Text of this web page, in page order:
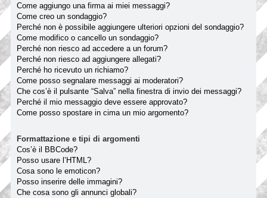
Come aggiungo una firma ai miei messaggi?
Come creo un sondaggio?
Perché non è possibile aggiungere ulteriori opzioni del sondaggio?
Come modifico o cancello un sondaggio?
Perché non riesco ad accedere a un forum?
Perché non riesco ad aggiungere allegati?
Perché ho ricevuto un richiamo?
Come posso segnalare messaggi ai moderatori?
Che cos’è il pulsante “Salva” nella finestra di invio dei messaggi?
Perché il mio messaggio deve essere approvato?
Come posso spostare in cima un mio argomento?
Formattazione e tipi di argomenti
Cos’è il BBCode?
Posso usare l’HTML?
Cosa sono le emoticon?
Posso inserire delle immagini?
Che cosa sono gli annunci globali?